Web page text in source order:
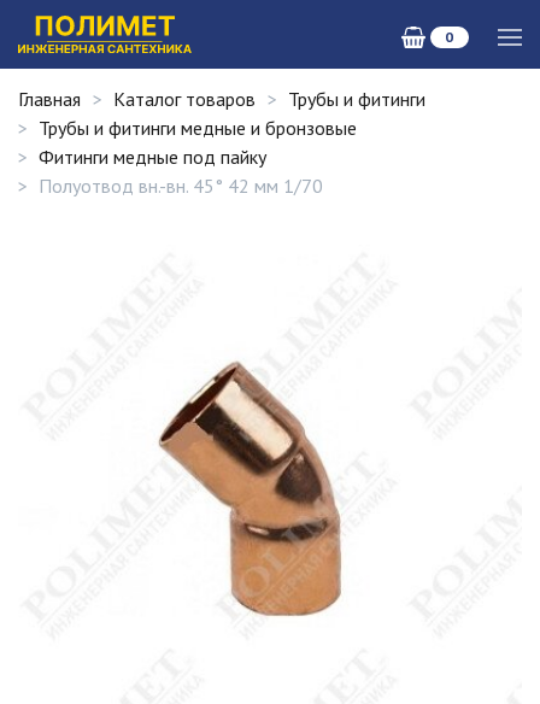
0
Главная Каталог товаров
Трубы и фитинги
Трубы и фитинги медные и бронзовые
Фитинги медные под пайку
Полуотвод вн.-вн. 45° 42 мм 1/70